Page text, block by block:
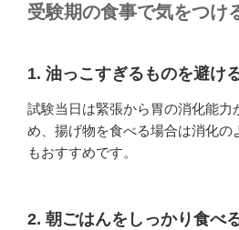
受験期の食事で気をつけ
1. 油っこすぎるものを避け
試験当日は緊張から胃の消化能力
め、揚げ物を食べる場合は消化の
もおすすめです。
2. 朝ごはんをしっかり食べ